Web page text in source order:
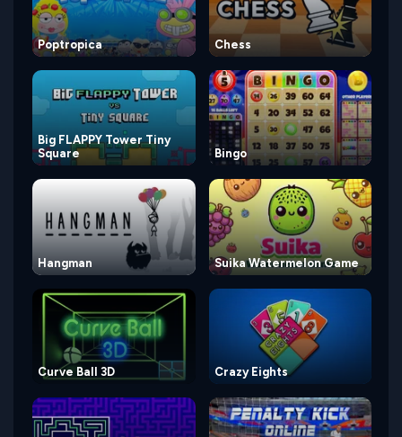
Poptropica Chess
Big FLAPPY Tower Tiny
Square
Bingo
Hangman Suika Watermelon Game
Curve Ball 3D Crazy Eights